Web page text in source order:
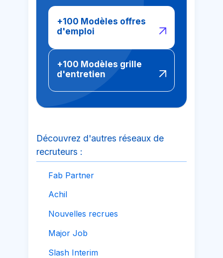
+100 Modèles offres
d'emploi
+100 Modèles grille
d'entretien
Découvrez d'autres réseaux de
recruteurs :
Fab Partner
Achil
Nouvelles recrues
Major Job
Slash Interim